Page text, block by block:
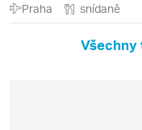
Praha snídaně
Všechny